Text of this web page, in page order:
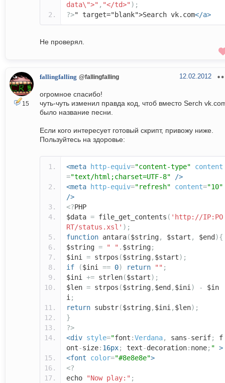
data\">" , "</td>" );
?>" target="blank">Search vk.com</a>
Не проверял.
15
fallingfalling @fallingfalling 12.02.2012
огромное спасибо!
чуть-чуть изменил правда код, чтоб вместо Serch
было название песни.
Если кого интересует готовый скрипт, привожу ниже.
Пользуйтесь на здоровье:
<meta http-equiv="content-type"
content
="text/html;charset=UTF-8"
/>
<meta
http-equiv="refresh" content="10"
/>
<?PHP
$data = file_get_contents ( 'http://IP:PO
RT/status.xsl' );
function antara($string, $start , $end ){
$string = " " . $string;
$ini = strpos ($string, $start);
if
($ini == 0) return "" ;
$ini += strlen($start);
$len = strpos ($string, $end , $ini ) -
$in
i ;
return substr($string, $ini , $len);
}
?>
<div style="font :Verdana, sans-serif;
f
ont-size: 16px; text-decoration: none; " >
<font
color="#8e8e8e">
<?
echo
"Now play:" ;